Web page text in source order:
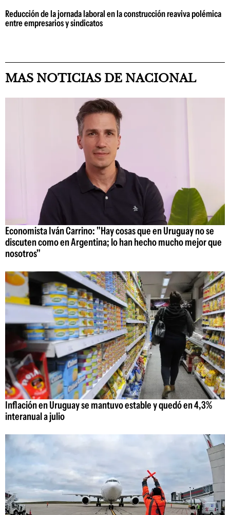
Reducción de la jornada laboral en la construcción reaviva polémica
entre empresarios y sindicatos
MAS NOTICIAS DE NACIONAL
Economista Iván Carrino: "Hay cosas que en Uruguay no se
discuten como en Argentina; lo han hecho mucho mejor que
nosotros"
Inflación en Uruguay se mantuvo estable y quedó en 4,3%
interanual a julio